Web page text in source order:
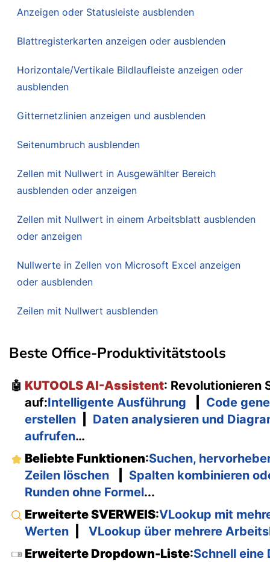
Anzeigen oder Statusleiste ausblenden
Blattregisterkarten anzeigen oder ausblenden
Horizontale/Vertikale Bildlaufleiste anzeigen oder
ausblenden
Gitternetzlinien anzeigen und ausblenden
Seitenumbruch ausblenden
Zellen mit Nullwert in Ausgewählter Bereich
ausblenden oder anzeigen
Zellen mit Nullwert in einem Arbeitsblatt ausblenden
oder anzeigen
Nullwerte in Zellen von Microsoft Excel anzeigen
oder ausblenden
Zeilen mit Nullwert ausblenden
Beste Office-Produktivitätstools
🤖 KUTOOLS AI-Assistent: Revolutionieren
auf:Intelligente Ausführung
Code
erstellen
Daten analysieren und
aufrufen…
Beliebte Funktionen:Suchen,
Zeilen löschen
Spalten kombinieren
Runden ohne Formel...
Erweiterte SVERWEIS:VLookup mit
Werten
VLookup über mehrere
Erweiterte Dropdown-Liste:Schnell